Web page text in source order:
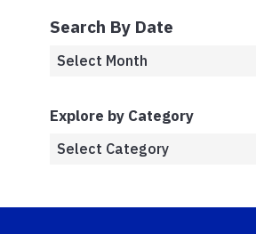
Search By Date
Explore by Category